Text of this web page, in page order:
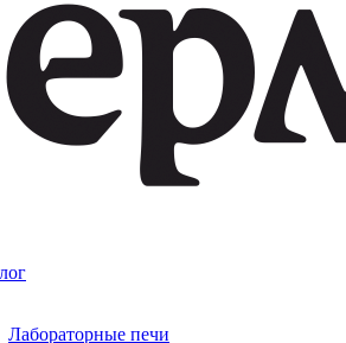
Лабораторные печи